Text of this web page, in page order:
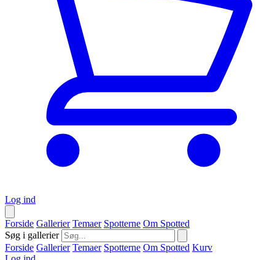
Log ind
Forside Gallerier Temaer Spotterne Om Spotted
Søg i gallerier
Forside Gallerier Temaer Spotterne Om Spotted Kurv